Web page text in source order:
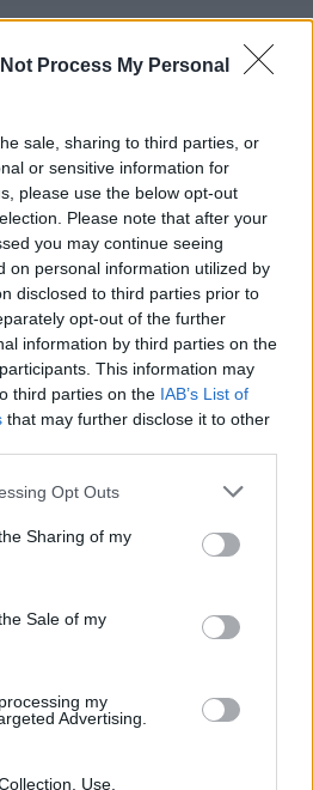
Process My Personal
sale, sharing to third parties, or
or sensitive information for
please use the below opt-out
Please note that after your
you may continue seeing
on personal information utilized by
disclosed to third parties prior to
opt-out of the further
information by third parties on the
This information may
third parties on the IAB’s List of
that may further disclose it to other
app uses one or more Google
usage behaviour. You may click to
and its third-party tags to
purposes in below Google
Opt Outs
Sharing of my
Sale of my
my
Advertising.
Use,
έχουν κοινά σχεδιαστικά
υπογραφή LED τόσο
πίσω μέρος να μαγνητίζει τα
κατάλληλο για καθημερινή
ταξίδια. Οι «κάθετες»,
μεγιστοποιούν τον
πρακτικότητα,